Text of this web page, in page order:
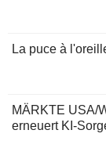
La puce à
MÄRKTE USA/
erneuert KI-